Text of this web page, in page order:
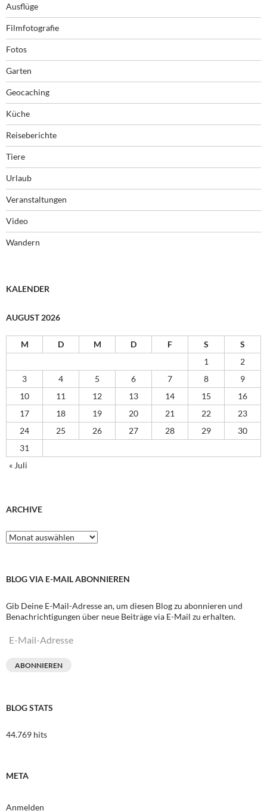
Ausflüge
Filmfotografie
Fotos
Garten
Geocaching
Küche
Reiseberichte
Tiere
Urlaub
Veranstaltungen
Video
Wandern
KALENDER
AUGUST 2026
M D M D F S
S
1
2
3
4 5 6 7 8
9
10
11 12 13 14 15
16
17
18 19 20 21 22
23
24
25 26 27 28 29
30
31
« Juli
ARCHIVE
Archive
BLOG VIA E-MAIL ABONNIEREN
Gib Deine E-Mail-Adresse an, um diesen Blog zu abonnieren und
Benachrichtigungen über neue Beiträge via E-Mail zu erhalten.
E-
ABONNIEREN
BLOG STATS
44.769 hits
META
Anmelden